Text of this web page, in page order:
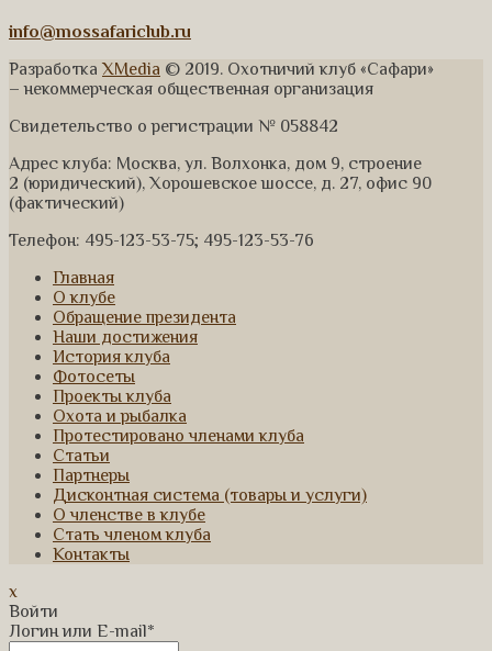
info@mossafariclub.ru
Разработка XMedia © 2019. Охотничий клуб «Сафари»
– некоммерческая общественная организация
Свидетельство о регистрации № 058842
Адрес клуба: Москва, ул. Волхонка, дом 9, строение
2 (юридический), Хорошевское шоссе, д. 27, офис 90
(фактический)
Телефон: 495-123-53-75; 495-123-53-76
Главная
О клубе
Обращение президента
Наши достижения
История клуба
Фотосеты
Проекты клуба
Охота и рыбалка
Протестировано членами клуба
Статьи
Партнеры
Дисконтная система (товары и услуги)
О членстве в клубе
Стать членом клуба
Контакты
x
Войти
Логин или E-mail*